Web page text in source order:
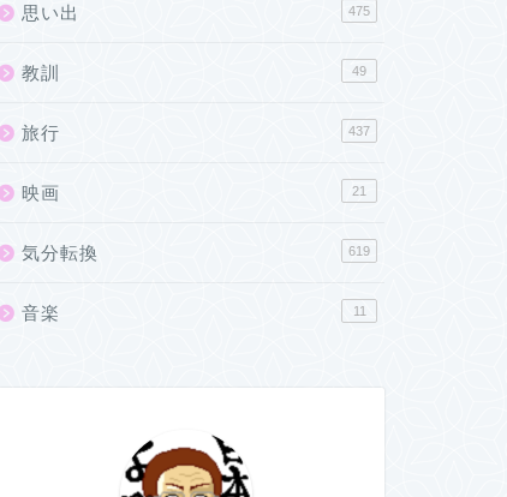
思い出 475
教訓 49
旅行 437
映画 21
気分転換 619
音楽 11